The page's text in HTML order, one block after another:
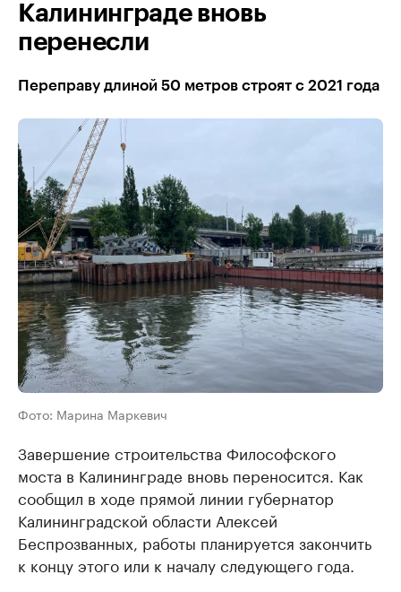
Калининграде вновь
перенесли
Переправу длиной 50 метров строят с 2021 года
Фото: Марина Маркевич
Завершение строительства Философского
моста в Калининграде вновь переносится. Как
сообщил в ходе прямой линии губернатор
Калининградской области Алексей
Беспрозванных, работы планируется закончить
к концу этого или к началу следующего года.